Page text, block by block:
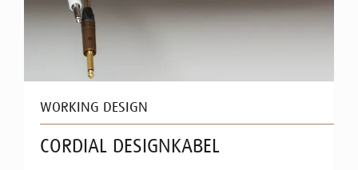
WORKING DESIGN
CORDIAL DESIGNKABEL